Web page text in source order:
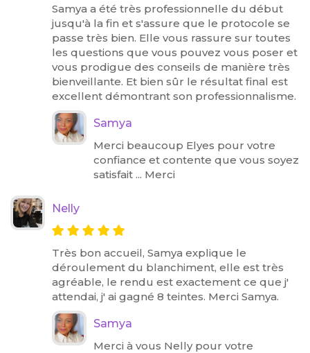
Samya a été très professionnelle du début
jusqu'à la fin et s'assure que le protocole se
passe très bien. Elle vous rassure sur toutes
les questions que vous pouvez vous poser et
vous prodigue des conseils de manière très
bienveillante. Et bien sûr le résultat final est
excellent démontrant son professionnalisme.
Samya
Merci beaucoup Elyes pour votre
confiance et contente que vous soyez
satisfait ... Merci
Nelly
Très bon accueil, Samya explique le
déroulement du blanchiment, elle est très
agréable, le rendu est exactement ce que j'
attendai, j' ai gagné 8 teintes. Merci Samya.
Samya
Merci à vous Nelly pour votre